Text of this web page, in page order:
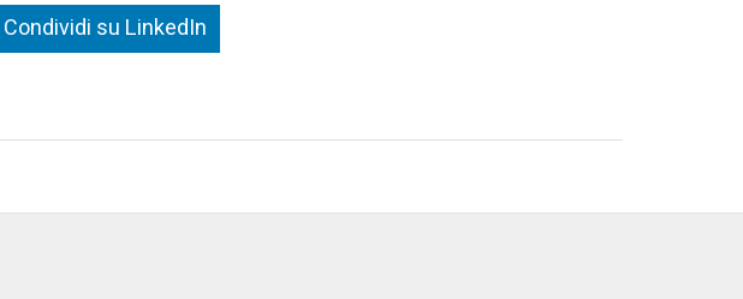
Condividi su LinkedIn